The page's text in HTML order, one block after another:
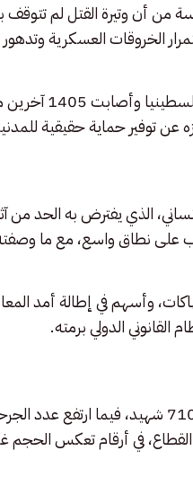
إطلاق النار في أكتوبر 2025، حذرت الدراسة من أن وتيرة
الخروقات العسكرية
526
الذي يفترض به الحد من
على نطاق واسع، مع ما
وأسهم في إطالة أمد
الدولي برمته.
تجاوز عدد الشهداء الفلسطينيين 71000 شهيد، فيما
القطاع، في أرقام تعكس الحجم